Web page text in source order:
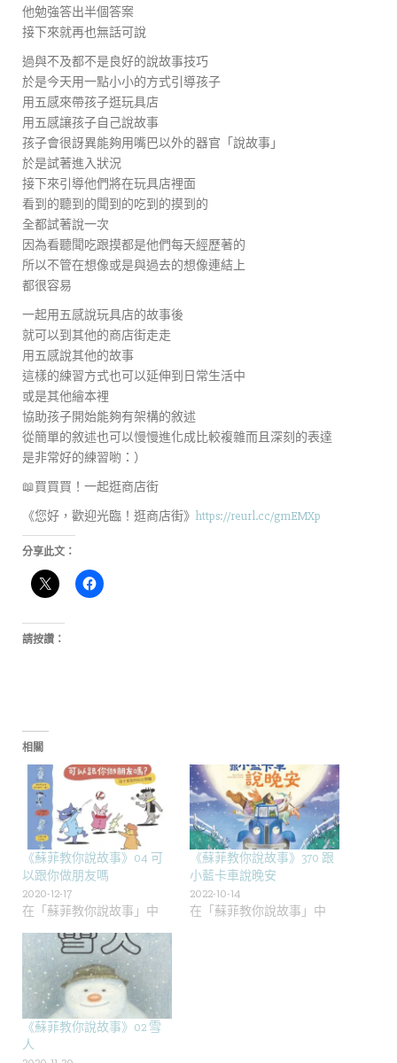
他勉強答出半個答案
接下來就再也無話可說
過與不及都不是良好的說故事技巧
於是今天用一點小小的方式引導孩子
用五感來帶孩子逛玩具店
用五感讓孩子自己說故事
孩子會很訝異能夠用嘴巴以外的器官「說故事」
於是試著進入狀況
接下來引導他們將在玩具店裡面
看到的聽到的聞到的吃到的摸到的
全都試著說一次
因為看聽聞吃跟摸都是他們每天經歷著的
所以不管在想像或是與過去的想像連結上
都很容易
一起用五感說玩具店的故事後
就可以到其他的商店街走走
用五感說其他的故事
這樣的練習方式也可以延伸到日常生活中
或是其他繪本裡
協助孩子開始能夠有架構的敘述
從簡單的敘述也可以慢慢進化成比較複雜而且深刻的表達
是非常好的練習喲：）
📖買買買！一起逛商店街
《您好，歡迎光臨！逛商店街》 https://reurl.cc/gmEMXp
分享此文：
請按讚：
相關
《蘇菲教你說故事》04 可
以跟你做朋友嗎
2020-12-17
在「蘇菲教你說故事」中
《蘇菲教你說故事》370 跟
小藍卡車說晚安
2022-10-14
在「蘇菲教你說故事」中
《蘇菲教你說故事》02 雪
人